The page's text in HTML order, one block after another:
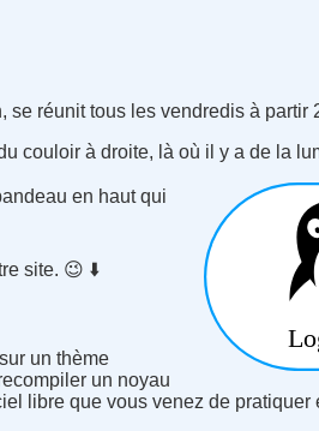
réunit tous les vendredis à partir
couloir à droite, là où il y a de la
en haut qui
site. 😉 ⬇️
sur un thème
un noyau
libre que vous venez de pratiquer